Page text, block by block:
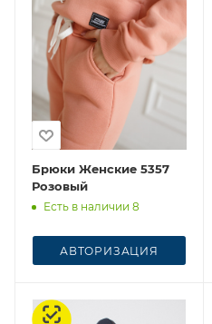
Брюки Женские 5357
Розовый
Есть в наличии 8
АВТОРИЗАЦИЯ
Честный знак